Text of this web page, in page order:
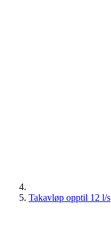
Takavløp opptil 12 l/s